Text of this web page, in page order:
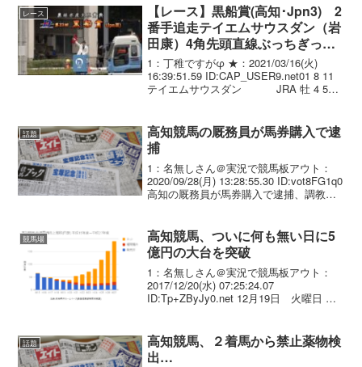
レース
【レース】黒船賞(高知･Jpn3) 2
番手追走テイエムサウスダン（岩
田康）4角先頭直線ぶっちぎって
圧勝！重賞2勝目
1：丁稚ですがφ ★：2021/03/16(火)
16:39:51.59 ID:CAP_USER9.net01 8 11
テイエムサウスダン JRA 牡 4 56.0
話題
高知競馬の厩務員が馬券購入で逮
捕
1：名無しさん＠実況で競馬板アウト：
2020/09/28(月) 13:28:55.30 ID:vot8FG1q0
高知の厩務員が馬券購入で逮捕、調教師
いた厩務員が、競...
競馬場
高知競馬、ついに何も無い日に5
億円の大台を突破
1：名無しさん＠実況で競馬板アウト：
2017/12/20(水) 07:25:24.07
ID:Tp+ZByJy0.net 12月19日 火曜日 浦
話題
高知競馬、２着馬から禁止薬物検
出…